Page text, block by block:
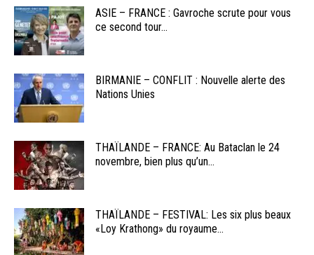
ASIE – FRANCE : Gavroche scrute pour vous
ce second tour...
BIRMANIE – CONFLIT : Nouvelle alerte des
Nations Unies
THAÏLANDE – FRANCE: Au Bataclan le 24
novembre, bien plus qu’un...
THAÏLANDE – FESTIVAL: Les six plus beaux
«Loy Krathong» du royaume...